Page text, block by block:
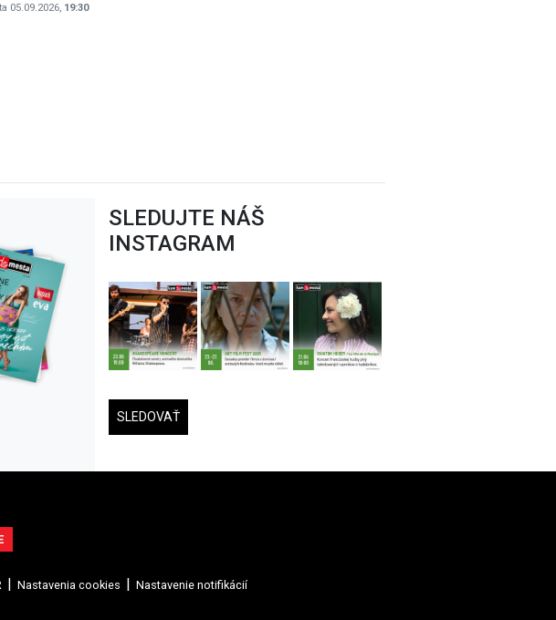
05.09.2026, 19:30
SLEDUJTE NÁŠ
INSTAGRAM
SLEDOVAŤ
Nastavenia cookies Nastavenie notifikácií